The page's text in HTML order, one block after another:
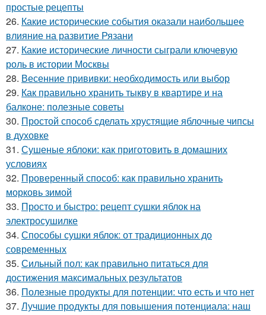
простые рецепты
26. Какие исторические события оказали наибольшее
влияние на развитие Рязани
27. Какие исторические личности сыграли ключевую
роль в истории Москвы
28. Весенние прививки: необходимость или выбор
29. Как правильно хранить тыкву в квартире и на
балконе: полезные советы
30. Простой способ сделать хрустящие яблочные чипсы
в духовке
31. Сушеные яблоки: как приготовить в домашних
условиях
32. Проверенный способ: как правильно хранить
морковь зимой
33. Просто и быстро: рецепт сушки яблок на
электросушилке
34. Способы сушки яблок: от традиционных до
современных
35. Сильный пол: как правильно питаться для
достижения максимальных результатов
36. Полезные продукты для потенции: что есть и что нет
37. Лучшие продукты для повышения потенциала: наш